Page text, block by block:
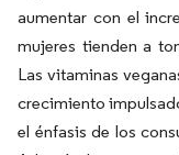
aumentar con el
mujeres tienden a
Las vitaminas
crecimiento
el énfasis de los